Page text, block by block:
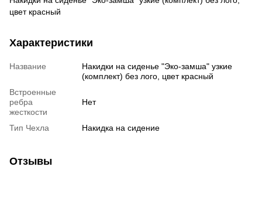
цвет красный
Характеристики
Название
Накидки на сиденье "Эко-замша" узкие
(комплект) без лого, цвет красный
Встроенные
ребра
жесткости
Нет
Тип Чехла Накидка на сидение
Отзывы